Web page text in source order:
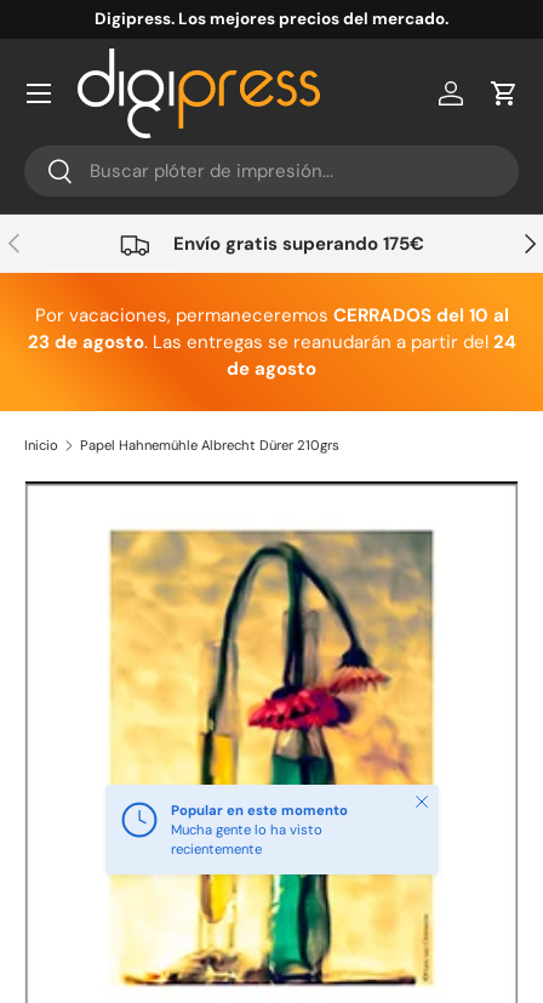
Ir al contenido
Digipress. Los mejores precios del mercado.
Buscar
Buscar
Cuenta
Anterior Envío gratis superando 175€
Por vacaciones, permaneceremos CERRADOS del 10 al
23 de agosto. Las entregas se reanudarán a partir del 24
de agosto
Inicio Papel Hahnemühle Albrecht Dürer 210grs
Ir directamente a la información del producto
Popular en este momento
Mucha gente lo ha visto
recientemente
Cerrar